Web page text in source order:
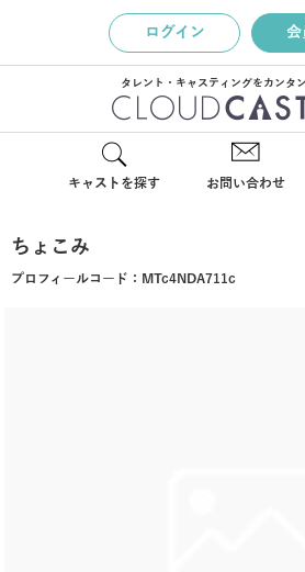
ログイン 会
タレント・キャスティングをカンタ
キャストを探す お問い合わせ
ちょこみ
プロフィールコード： MTc4NDA711c